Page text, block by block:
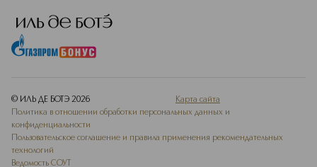
© ИЛЬ ДЕ БОТЭ 2026
Карта сайта
Политика в отношении обработки персональных данных и
конфиденциальности
Пользовательское соглашение и правила применения рекомендательных
технологий
Ведомость СОУТ